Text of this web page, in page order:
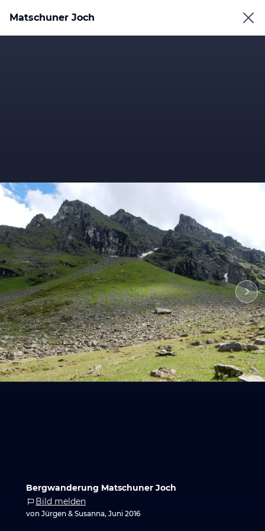
Matschuner Joch
Bergwanderung Matschuner Joch
Bild melden
von Jürgen & Susanna, Juni 2016